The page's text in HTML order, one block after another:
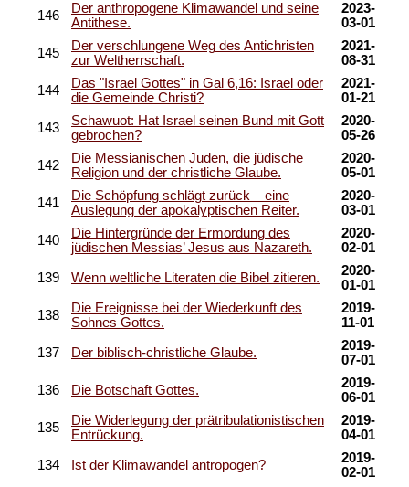
146
Der anthropogene Klimawandel und seine
Antithese.
2023-
03-01
145
Der verschlungene Weg des Antichristen
zur Weltherrschaft.
2021-
08-31
144
Das "Israel Gottes" in Gal 6,16: Israel oder
die Gemeinde Christi?
2021-
01-21
143
Schawuot: Hat Israel seinen Bund mit Gott
gebrochen?
2020-
05-26
142
Die Messianischen Juden, die jüdische
Religion und der christliche Glaube.
2020-
05-01
141
Die Schöpfung schlägt zurück – eine
Auslegung der apokalyptischen Reiter.
2020-
03-01
140
Die Hintergründe der Ermordung des
jüdischen Messias’ Jesus aus Nazareth.
2020-
02-01
139 Wenn weltliche Literaten die Bibel zitieren.
2020-
01-01
138
Die Ereignisse bei der Wiederkunft des
Sohnes Gottes.
2019-
11-01
137 Der biblisch-christliche Glaube.
2019-
07-01
136 Die Botschaft Gottes.
2019-
06-01
135
Die Widerlegung der prätribulationistischen
Entrückung.
2019-
04-01
134 Ist der Klimawandel antropogen?
2019-
02-01